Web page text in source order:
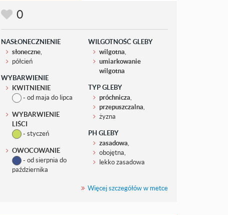
0
NASŁONECZNIENIE
słoneczne,
półcień
WYBARWIENIE
KWITNIENIE
- od maja do lipca
WYBARWIENIE
LIŚCI
- styczeń
OWOCOWANIE
- od sierpnia do
października
WILGOTNOŚĆ GLEBY
wilgotna
umiarkowanie
wilgotna
TYP GLEBY
próchnicza
przepuszczalna
żyzna
PH GLEBY
zasadowa
obojętna,
lekko zasadowa
Więcej szczegółów w metce